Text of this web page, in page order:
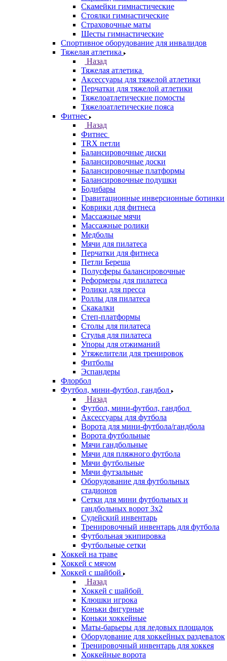
Скамейки гимнастические
Стоялки гимнастические
Страховочные маты
Шесты гимнастические
Спортивное оборудование для инвалидов
Тяжелая атлетика
Назад
Тяжелая атлетика
Аксессуары для тяжелой атлетики
Перчатки для тяжелой атлетики
Тяжелоатлетические помосты
Тяжелоатлетические пояса
Фитнес
Назад
Фитнес
TRX петли
Балансировочные диски
Балансировочные доски
Балансировочные платформы
Балансировочные подушки
Бодибары
Гравитационные инверсионные ботинки
Коврики для фитнеса
Массажные мячи
Массажные ролики
Медболы
Мячи для пилатеса
Перчатки для фитнеса
Петли Береша
Полусферы балансировочные
Реформеры для пилатеса
Ролики для пресса
Роллы для пилатеса
Скакалки
Степ-платформы
Столы для пилатеса
Стулья для пилатеса
Упоры для отжиманий
Утяжелители для тренировок
Фитболы
Эспандеры
Флорбол
Футбол, мини-футбол, гандбол
Назад
Футбол, мини-футбол, гандбол
Аксессуары для футбола
Ворота для мини-футбола/гандбола
Ворота футбольные
Мячи гандбольные
Мячи для пляжного футбола
Мячи футбольные
Мячи футзальные
Оборудование для футбольных
стадионов
Сетки для мини футбольных и
гандбольных ворот 3х2
Судейский инвентарь
Тренировочный инвентарь для футбола
Футбольная экипировка
Футбольные сетки
Хоккей на траве
Хоккей с мячом
Хоккей с шайбой
Назад
Хоккей с шайбой
Клюшки игрока
Коньки фигурные
Коньки хоккейные
Маты-барьеры для ледовых площадок
Оборудование для хоккейных раздевалок
Тренировочный инвентарь для хоккея
Хоккейные ворота